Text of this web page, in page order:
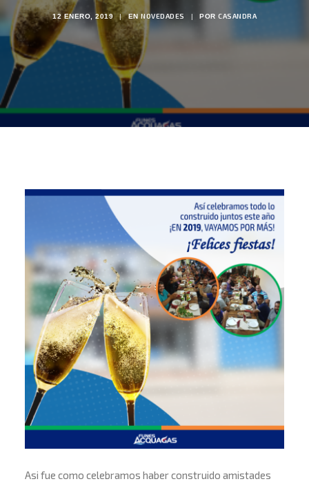
12 ENERO, 2019 | EN NOVEDADES | POR CASANDRA
Asi fue como celebramos haber construido amistades